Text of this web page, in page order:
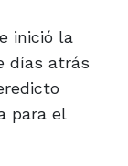
inició la
días atrás
para el